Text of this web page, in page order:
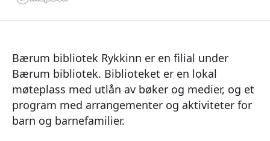
Bærum bibliotek Rykkinn er en filial under
Bærum bibliotek. Biblioteket er en lokal
møteplass med utlån av bøker og medier, og et
program med arrangementer og aktiviteter for
barn og barnefamilier.